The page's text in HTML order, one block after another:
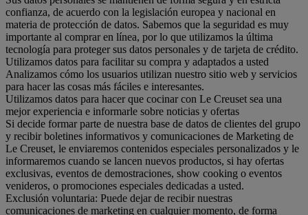
confianza, de acuerdo con la legislación europea y nacional en
materia de protección de datos. Sabemos que la seguridad es muy
importante al comprar en línea, por lo que utilizamos la última
tecnología para proteger sus datos personales y de tarjeta de crédito.
Utilizamos datos para facilitar su compra y adaptados a usted
Analizamos cómo los usuarios utilizan nuestro sitio web y servicios
para hacer las cosas más fáciles e interesantes.
Utilizamos datos para hacer que cocinar con Le Creuset sea una
mejor experiencia e informarle sobre noticias y ofertas
Si decide formar parte de nuestra base de datos de clientes del grupo
y recibir boletines informativos y comunicaciones de Marketing de
Le Creuset, le enviaremos contenidos especiales personalizados y le
informaremos cuando se lancen nuevos productos, si hay ofertas
exclusivas, eventos de demostraciones, show cooking o eventos
venideros, o promociones especiales dedicadas a usted.
Exclusión voluntaria: Puede dejar de recibir nuestras
comunicaciones de marketing en cualquier momento, de forma